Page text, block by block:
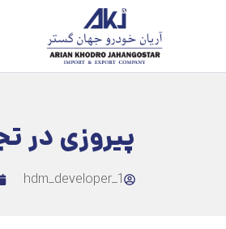
پیروزی در
hdm_developer_1